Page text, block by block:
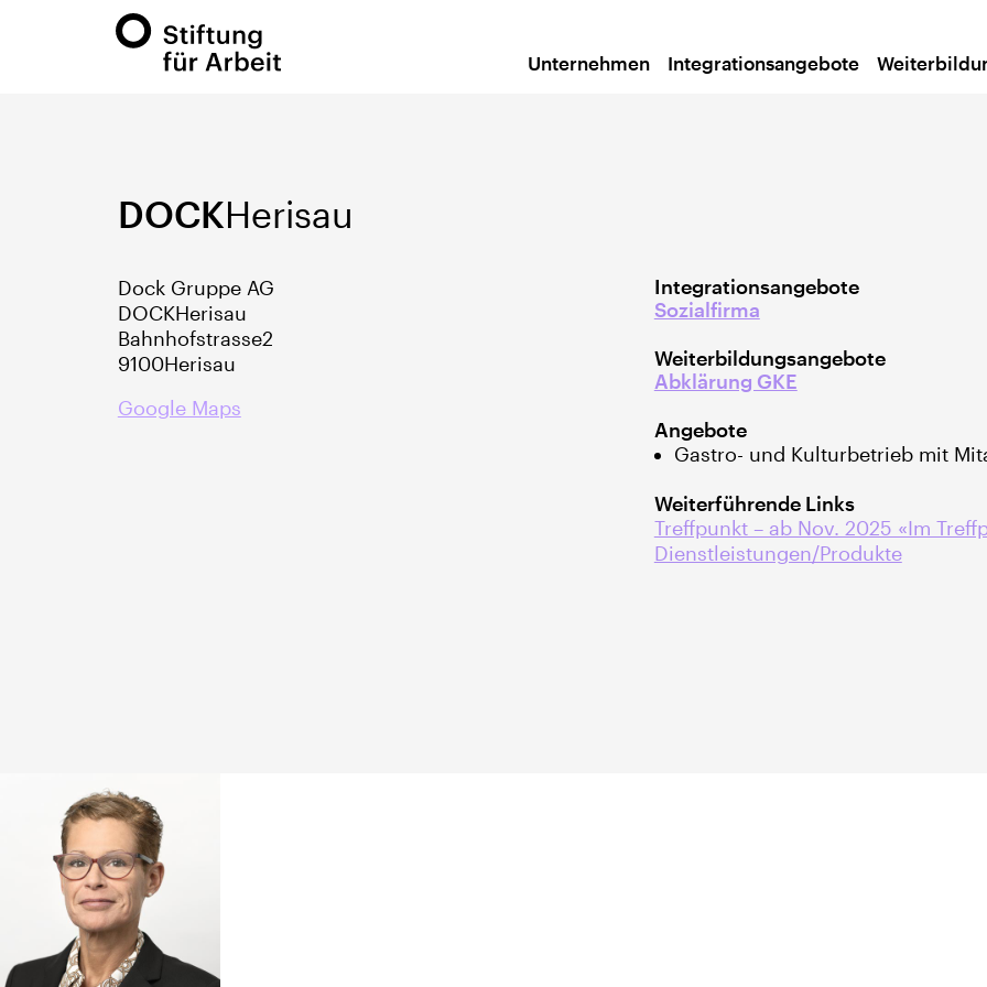
Unternehmen Integrationsangebote
DOCKHerisau
Dock Gruppe AG
DOCKHerisau
Bahnhofstrasse2
9100Herisau
Google Maps
Integrationsangebote
Sozialfirma
Weiterbildungsangebote
Abklärung GKE
Angebote
Gastro- und Kulturbetrieb mit
Weiterführende Links
Treffpunkt – ab Nov. 2025 «Im
Dienstleistungen/Produkte